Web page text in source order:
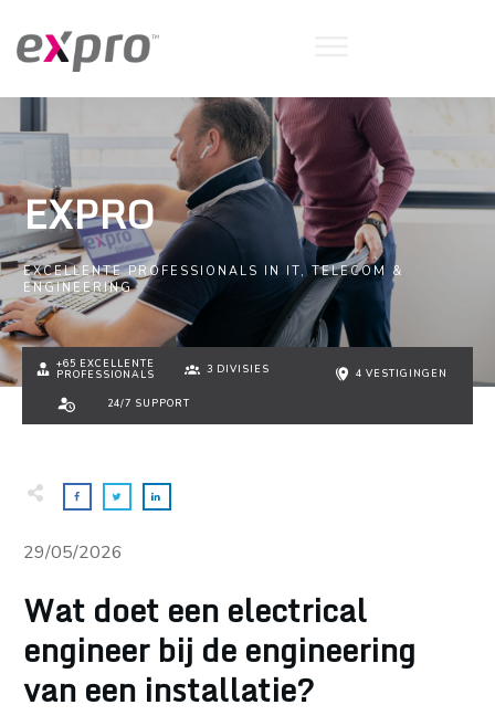
EXPRO
EXCELLENTE PROFESSIONALS IN IT, TELECOM &
ENGINEERING
+65 EXCELLENTE
PROFESSIONALS
3 DIVISIES 4 VESTIGINGEN
24/7 SUPPORT
29/05/2026
Wat doet een electrical
engineer bij de engineering
van een installatie?